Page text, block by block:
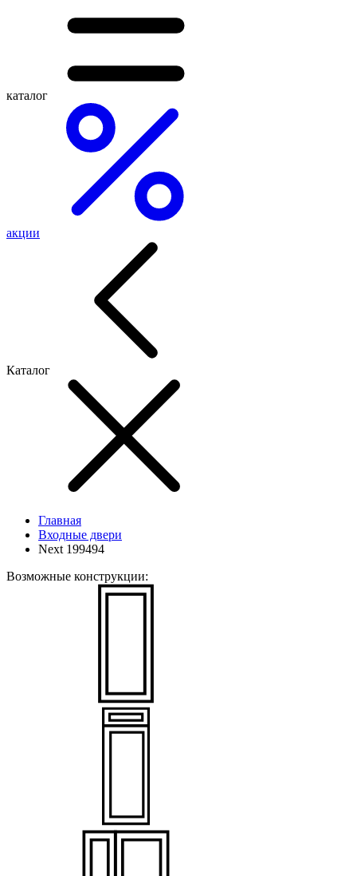
каталог
акции
Каталог
Главная
Входные двери
Next 199494
Возможные конструкции: